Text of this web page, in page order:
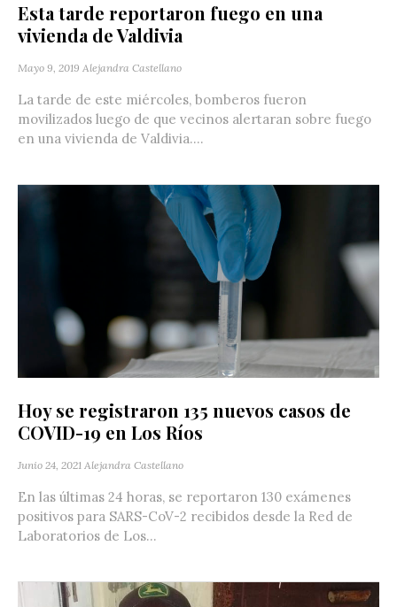
Esta tarde reportaron fuego en una
vivienda de Valdivia
Mayo 9, 2019 Alejandra Castellano
La tarde de este miércoles, bomberos fueron
movilizados luego de que vecinos alertaran sobre fuego
en una vivienda de Valdivia....
Hoy se registraron 135 nuevos casos de
COVID-19 en Los Ríos
Junio 24, 2021 Alejandra Castellano
En las últimas 24 horas, se reportaron 130 exámenes
positivos para SARS-CoV-2 recibidos desde la Red de
Laboratorios de Los...